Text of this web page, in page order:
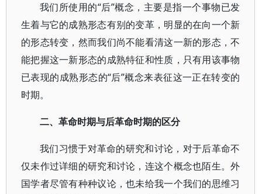
我们所使用的“后”概念，主要是指一个事物已发
生着与它的成熟形态有别的变革，明显的在向一个新
的形态转变，然而我们尚不能看清这一新的形态，不
能把握这一新形态的成熟特征和性质，只有用该事物
已表现的成熟形态的“后”概念来表征这一正在转变的
时期。
二、革命时期与后革命时期的区分
我们习惯于对革命的研究和讨论，对于后革命不
仅未作过详细的研究和讨论，连这个概念也陌生。外
国学者尽管有种种议论，也未给我一个我们的思维习